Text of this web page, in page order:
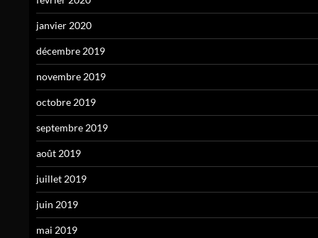
janvier 2020
décembre 2019
novembre 2019
octobre 2019
septembre 2019
août 2019
juillet 2019
juin 2019
mai 2019